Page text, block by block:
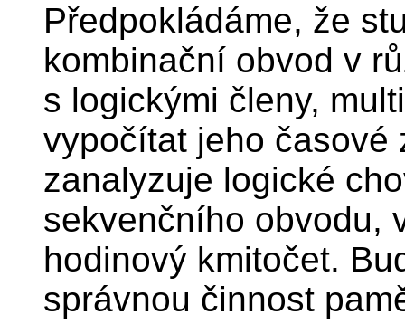
Předpokládáme, že
kombinační obvod v
s logickými členy,
vypočítat jeho časové
zanalyzuje logické
sekvenčního obvodu,
hodinový kmitočet.
správnou činnost